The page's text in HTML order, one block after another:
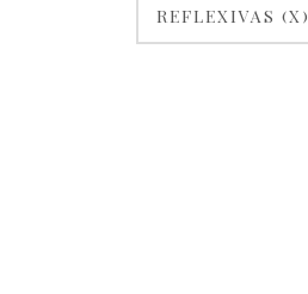
REFLEXIVAS (X)